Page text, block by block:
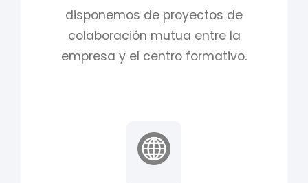
disponemos de proyectos de
colaboración mutua entre la
empresa y el centro formativo.